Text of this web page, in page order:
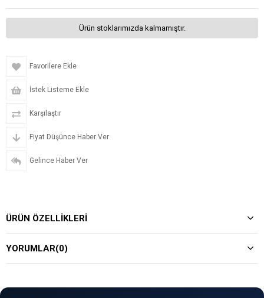
Ürün stoklarımızda kalmamıştır.
Favorilere Ekle
İstek Listeme Ekle
Karşılaştır
Fiyat Düşünce Haber Ver
Gelince Haber Ver
ÜRÜN ÖZELLIKLERI
YORUMLAR(0)